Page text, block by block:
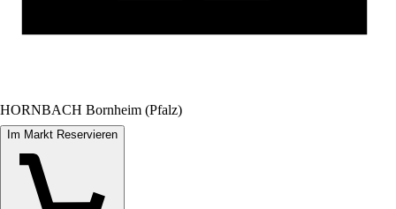
HORNBACH Bornheim (Pfalz)
Im Markt Reservieren